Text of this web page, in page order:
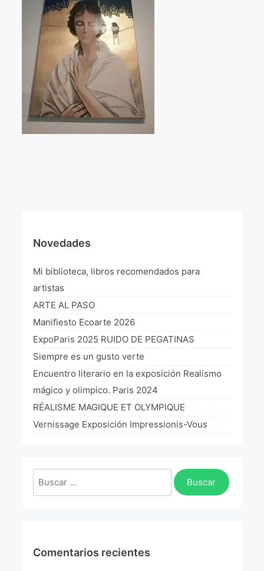
Qué dicen de nosotros?
Aviso legal
Política de cookies
Expositions
Bruit de gommettes Paris 2025
L’art Colombien à Paris 2019
L’art Latino-américain à Paris 2019
Reflecting Source. NY 2019
«Sincronías con sentido» Bogotá Colombia 2019
«Huellas trashumantes» New York 2018
Commissaire D’exposition
Manifiesto Ecoarte
Novedades
Mi biblioteca, libros recomendados para
artistas
ARTE AL PASO
Manifiesto Ecoarte 2026
ExpoParis 2025 RUIDO DE PEGATINAS
Siempre es un gusto verte
Encuentro literario en la exposición Realismo
mágico y olimpico. Paris 2024
RÉALISME MAGIQUE ET OLYMPIQUE
Vernissage Exposición Impressionis-Vous
Buscar:
Comentarios recientes